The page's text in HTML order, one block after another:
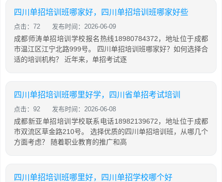
四川单招培训班哪家好，四川单招培训班哪家好些
点击：72 发布时间：2026-06-09
成都师涛单招培训学校报名热线18980784372，地址位于成都
市温江区江宁北路999号。 四川单招培训班哪家好？如何选择合
适的培训机构？ 近年来，单招考试逐
四川单招培训班哪里好学，四川省单招考试培训
点击：92 发布时间：2026-06-08
成都新亚单招培训学校联系电话18982139672，地址位于成都
市双流区草金路210号。 选择优质的四川单招培训班，从哪几个
方面考虑？ 随着职业教育的推广和高
四川单招培训班哪里好，四川单招学校哪个好